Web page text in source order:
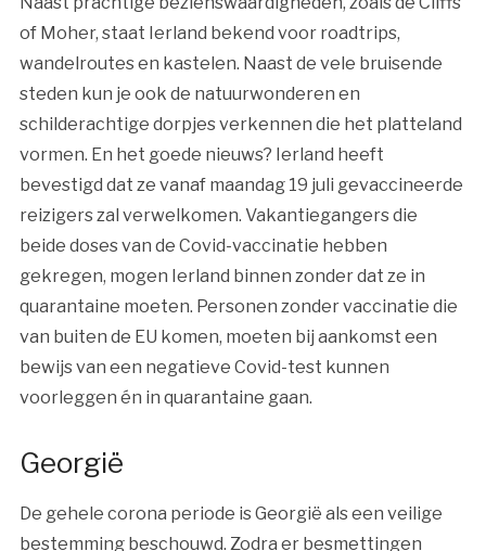
of Moher, staat Ierland bekend voor roadtrips,
wandelroutes en kastelen. Naast de vele bruisende
steden kun je ook de natuurwonderen en
schilderachtige dorpjes verkennen die het platteland
vormen. En het goede nieuws? Ierland heeft
bevestigd dat ze vanaf maandag 19 juli gevaccineerde
reizigers zal verwelkomen. Vakantiegangers die
beide doses van de Covid-vaccinatie hebben
gekregen, mogen Ierland binnen zonder dat ze in
quarantaine moeten. Personen zonder vaccinatie die
van buiten de EU komen, moeten bij aankomst een
bewijs van een negatieve Covid-test kunnen
voorleggen én in quarantaine gaan.
Georgië
De gehele corona periode is Georgië als een veilige
bestemming beschouwd. Zodra er besmettingen